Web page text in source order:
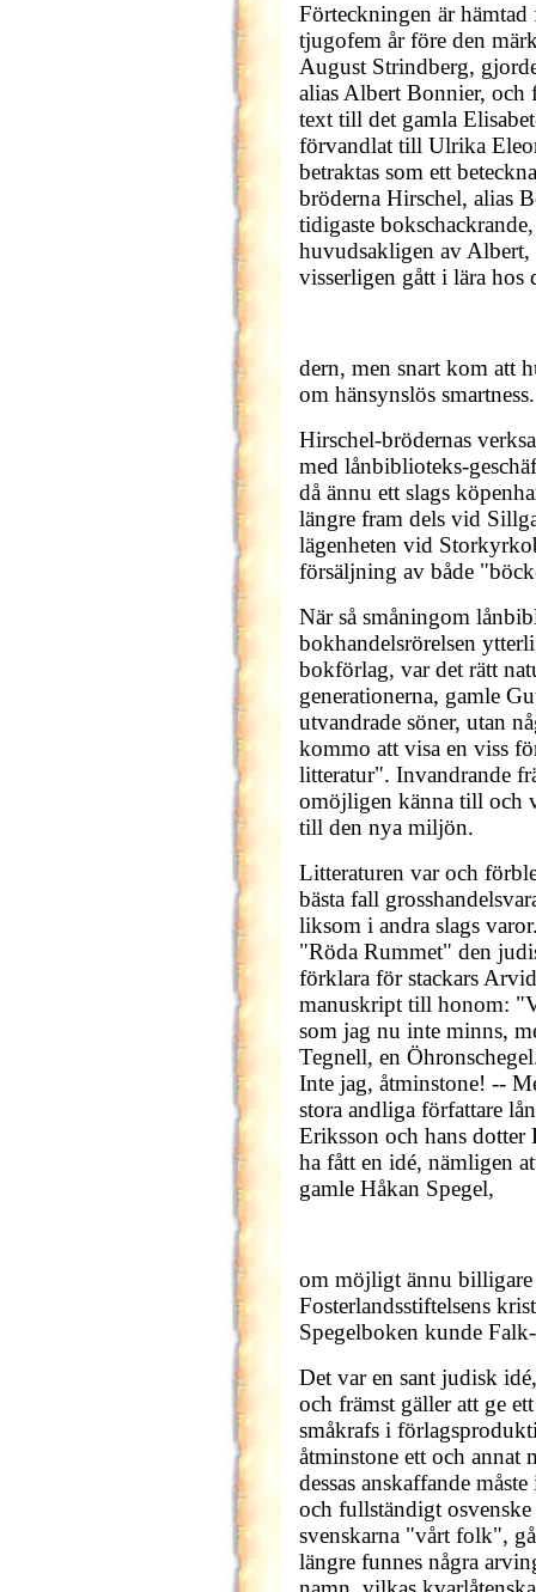
Förteckningen är
tjugofem år före den
August Strindberg,
alias Albert Bonnier,
text till det gamla
förvandlat till Ulrika
betraktas som ett
bröderna Hirschel, alias
tidigaste
huvudsakligen av
visserligen gått i lära hos
dern, men snart kom att
om hänsynslös smartness.
Hirschel-brödernas
med lånbiblioteks-
då ännu ett slags
längre fram dels vid
lägenheten vid
försäljning av både
När så småningom
bokhandelsrörelsen
bokförlag, var det rätt
generationerna, gamle
utvandrade söner, utan
kommo att visa en viss
litteratur". Invandrande
omöjligen känna till och
till den nya miljön.
Litteraturen var och
bästa fall
liksom i andra slags
"Röda Rummet" den
förklara för stackars
manuskript till honom:
som jag nu inte minns,
Tegnell, en
Inte jag, åtminstone! --
stora andliga författare
Eriksson och hans
ha fått en idé, nämligen
gamle Håkan Spegel,
om möjligt ännu billigare
Fosterlandsstiftelsens
Spegelboken kunde
Det var en sant judisk
och främst gäller att ge
småkrafs i
åtminstone ett och
dessas anskaffande
och fullständigt
svenskarna "vårt folk",
längre funnes några